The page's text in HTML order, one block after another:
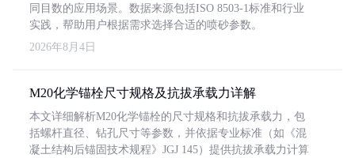
同目数的应用场景。数据来源包括ISO 8503-1标准和行业
实践，帮助用户根据需求选择合适的喷砂参数。
2026年8月4日
M20化学锚栓尺寸规格及抗拔承载力详解
本文详细解析M20化学锚栓的尺寸规格和抗拔承载力，包
括螺杆直径、钻孔尺寸等参数，并依据专业标准（如《混
凝土结构后锚固技术规程》JGJ 145）提供抗拔承载力计算